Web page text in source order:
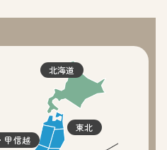
北海道
東北
甲信越